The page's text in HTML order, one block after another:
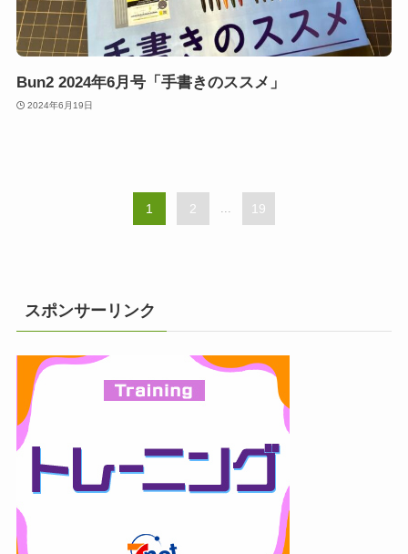
Bun2 2024年6月号「手書きのススメ」
2024年6月19日
1 2 ... 19
スポンサーリンク